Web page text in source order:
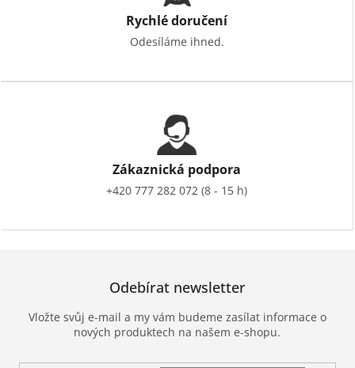
Rychlé doručení
Odesíláme ihned.
Zákaznická podpora
+420 777 282 072 (8 - 15 h)
Odebírat newsletter
Vložte svůj e-mail a my vám budeme zasílat informace o
nových produktech na našem e-shopu.